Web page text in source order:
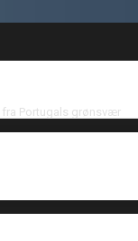
fra Portugals grønsvær